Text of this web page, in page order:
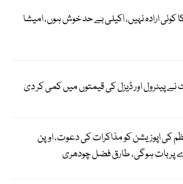
کوئی ارادہ نہیں، اکیلی بے حد خوش ہوں، امیشا
پیٹرول اور ڈیزل کی قیمتوں میں کمی کر دی
کی اپوزیشن کو مذاکرات کی دعوت، اوپن
پر بات ہوگی، طارق فضل چودھری